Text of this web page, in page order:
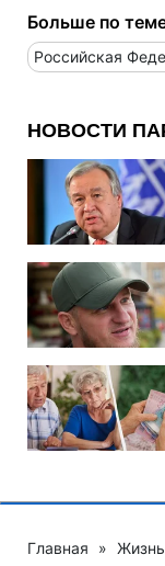
Больше по
Российская
Главная » Жизнь